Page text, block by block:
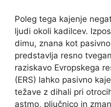
Poleg tega kajenje
ljudi okoli kadilcev.
dimu, znana kot
predstavlja resno
raziskavo Evropskega
(ERS) lahko pasivno
težave z dihali pri
astmo, pljučnico in